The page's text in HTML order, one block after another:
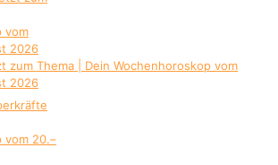
zum Thema | Dein Wochenhoroskop vom
2026